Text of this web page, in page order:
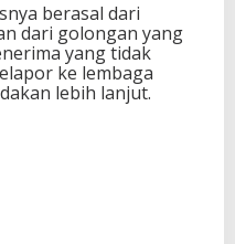
berasal dari
dari golongan yang
yang tidak
ke lembaga
lebih lanjut.